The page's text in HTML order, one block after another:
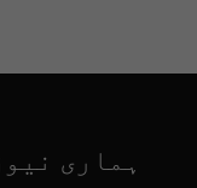
ہماری